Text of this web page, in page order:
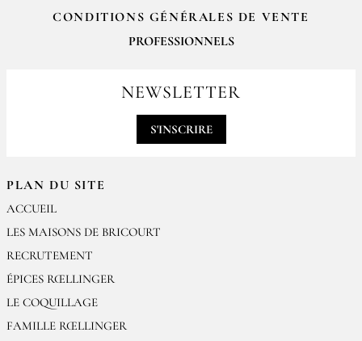
PLAN DU SITE
ACCUEIL
LES MAISONS DE BRICOURT
RECRUTEMENT
ÉPICES RŒLLINGER
LE COQUILLAGE
FAMILLE RŒLLINGER
CONDITIONS GÉNÉRALES DE VENTE
PROFESSIONNELS
contact@epices-roellinger.comNEWSLETTER
S'INSCRIRE